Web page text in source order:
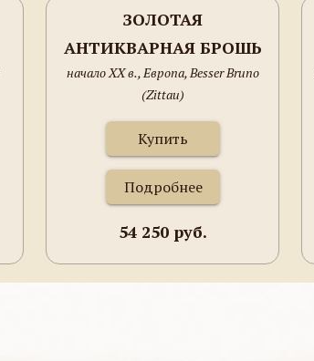
ЗОЛОТАЯ
АНТИКВАРНАЯ БРОШЬ
BESSER BRUNO
начало ХХ в., Европа, Besser Bruno
(Zittau)
Купить
Подробнее
54 250 руб.